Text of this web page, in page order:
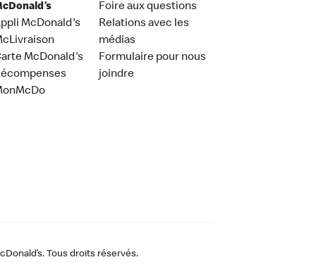
McDonald's
McDonald's
Foire aux questions
Relations avec les
médias
Formulaire pour nous
joindre
Tous droits réservés.